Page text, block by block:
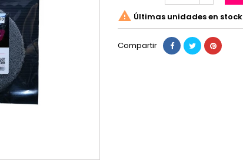
 Últimas unidades en stock
Compartir